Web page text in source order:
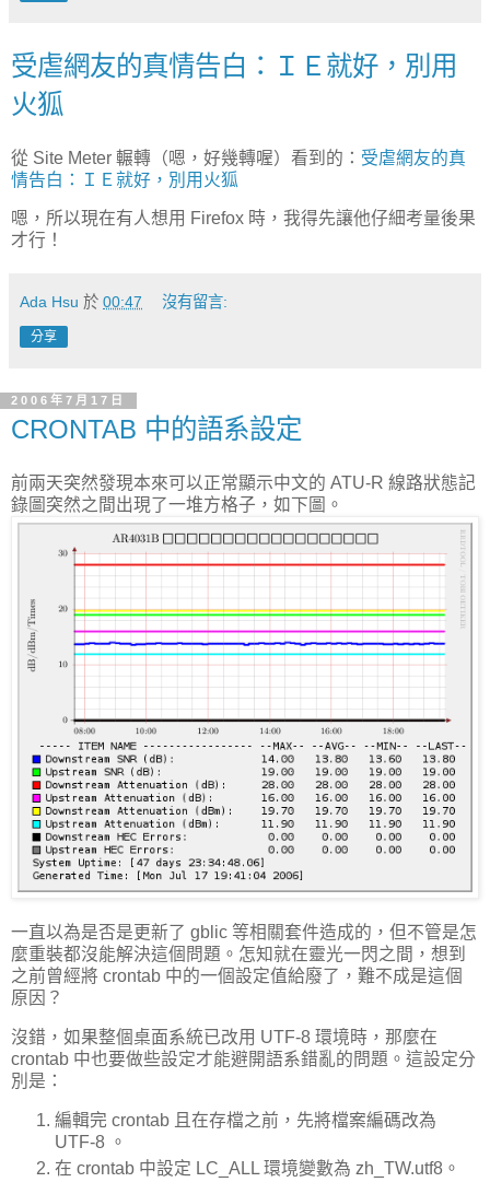
受虐網友的真情告白：ＩＥ就好，別用
火狐
從 Site Meter 輾轉（嗯，好幾轉喔）看到的： 受虐網友的真
情告白：ＩＥ就好，別用火狐
嗯，所以現在有人想用 Firefox 時，我得先讓他仔細考量後果
才行！
Ada Hsu 於 00:47 沒有留言:
分享
2006年7月17日
CRONTAB 中的語系設定
前兩天突然發現本來可以正常顯示中文的 ATU-R 線路狀態記
錄圖突然之間出現了一堆方格子，如下圖。
一直以為是否是更新了 gblic 等相關套件造成的，但不管是怎
麼重裝都沒能解決這個問題。怎知就在靈光一閃之間，想到
之前曾經將 crontab 中的一個設定值給廢了，難不成是這個
原因？
沒錯，如果整個桌面系統已改用 UTF-8 環境時，那麼在
crontab 中也要做些設定才能避開語系錯亂的問題。這設定分
別是：
編輯完 crontab 且在存檔之前，先將檔案編碼改為
UTF-8 。
在 crontab 中設定 LC_ALL 環境變數為 zh_TW.utf8。